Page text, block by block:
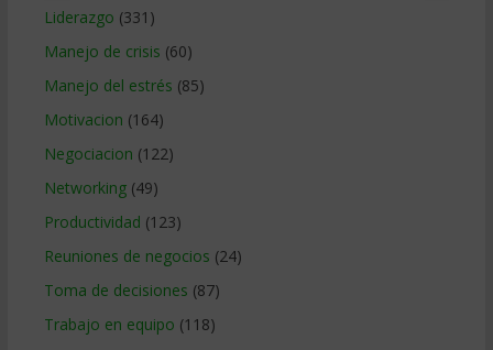
Liderazgo (331)
Manejo de crisis (60)
Manejo del estrés (85)
Motivacion (164)
Negociacion (122)
Networking(49)
Productividad (123)
Reuniones de negocios (24)
Toma de decisiones (87)
Trabajo en equipo (118)